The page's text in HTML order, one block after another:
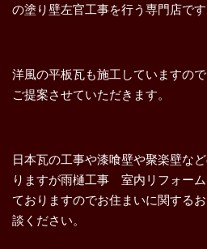
の塗り壁左官工事を行う専門店です
洋風の平板瓦も施工していますの
ご提案させていただきます。
日本瓦の工事や漆喰壁や聚楽壁な
りますが雨樋工事 室内リフォー
ておりますのでお住まいに関する
談ください。